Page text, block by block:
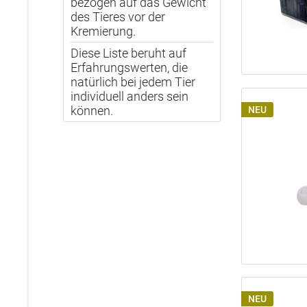
des Tieres vor der
Kremierung.
Diese Liste beruht auf
Erfahrungswerten, die
natürlich bei jedem Tier
individuell anders sein
können.
NEU
NEU